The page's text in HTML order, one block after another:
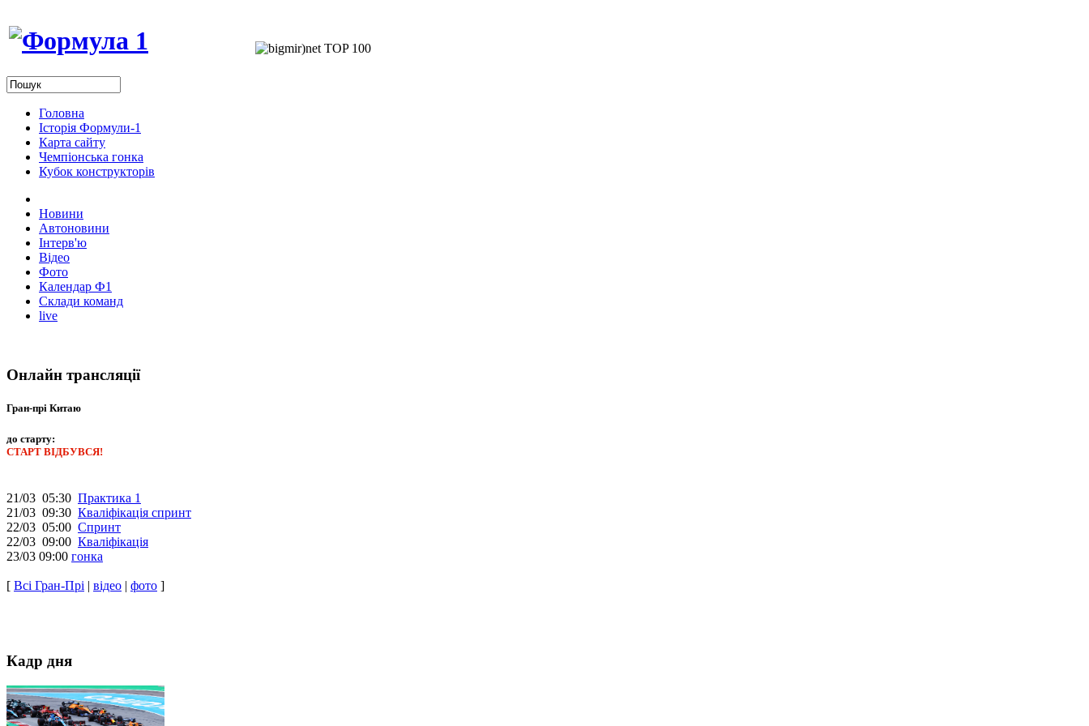
Головна
Історія Формули-1
Карта сайту
Чемпіонська гонка
Кубок конструкторів
Новини
Автоновини
Інтерв'ю
Відео
Фото
Календар Ф1
Склади команд
live
Онлайн трансляції
Гран-прі Китаю
до старту:
СТАРТ ВІДБУВСЯ!
21/03 05:30 Практика 1
21/03 09:30 Кваліфікація спринт
22/03 05:00 Спринт
22/03 09:00 Кваліфікація
23/03 09:00 гонка
[ Всі Гран-Прі | відео | фото ]
Кадр дня